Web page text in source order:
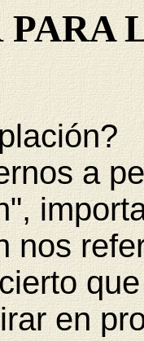
PARA
a
nos
en